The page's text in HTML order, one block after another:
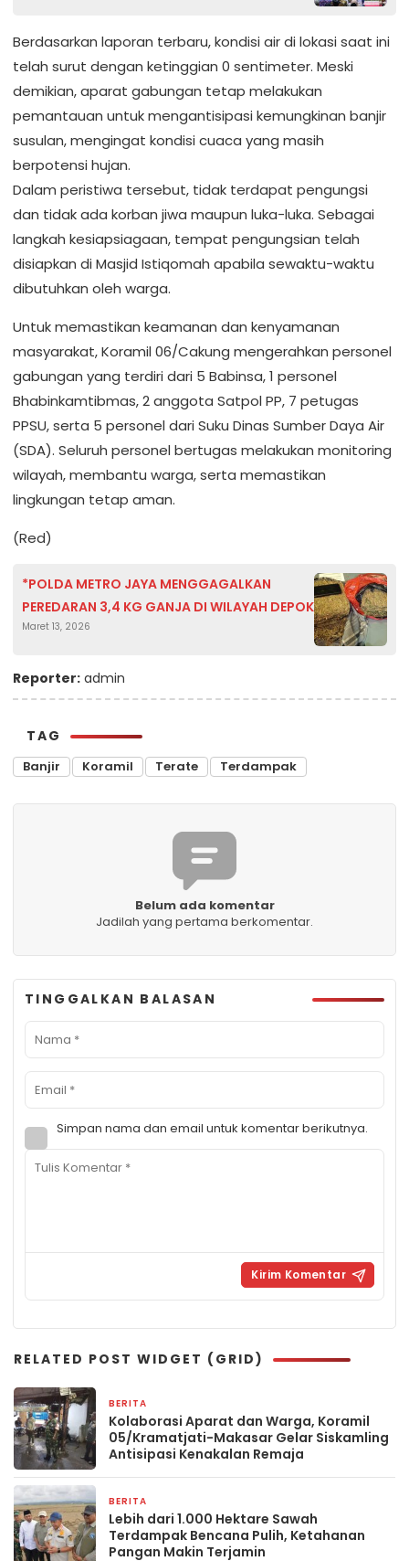
Berdasarkan laporan terbaru, kondisi air di lokasi saat ini
telah surut dengan ketinggian 0 sentimeter. Meski
demikian, aparat gabungan tetap melakukan
pemantauan untuk mengantisipasi kemungkinan banjir
susulan, mengingat kondisi cuaca yang masih
berpotensi hujan.
Dalam peristiwa tersebut, tidak terdapat pengungsi
dan tidak ada korban jiwa maupun luka-luka. Sebagai
langkah kesiapsiagaan, tempat pengungsian telah
disiapkan di Masjid Istiqomah apabila sewaktu-waktu
dibutuhkan oleh warga.
Untuk memastikan keamanan dan kenyamanan
masyarakat, Koramil 06/Cakung mengerahkan personel
gabungan yang terdiri dari 5 Babinsa, 1 personel
Bhabinkamtibmas, 2 anggota Satpol PP, 7 petugas
PPSU, serta 5 personel dari Suku Dinas Sumber Daya Air
(SDA). Seluruh personel bertugas melakukan monitoring
wilayah, membantu warga, serta memastikan
lingkungan tetap aman.
(Red)
*POLDA METRO JAYA MENGGAGALKAN
PEREDARAN 3,4 KG GANJA DI WILAYAH DEPOK
Maret 13, 2026
Reporter: admin
TAG
Banjir Koramil Terate Terdampak
Belum ada komentar
Jadilah yang pertama berkomentar.
TINGGALKAN BALASAN
Simpan nama dan email untuk komentar berikutnya.
RELATED POST WIDGET (GRID)
BERITA
Kolaborasi Aparat dan Warga, Koramil
05/Kramatjati-Makasar Gelar Siskamling
Antisipasi Kenakalan Remaja
BERITA
Lebih dari 1.000 Hektare Sawah
Terdampak Bencana Pulih, Ketahanan
Pangan Makin Terjamin